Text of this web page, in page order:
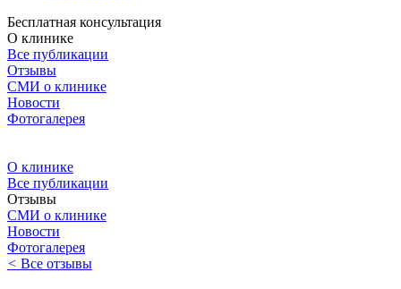
Бесплатная консультация
О клинике
Все публикации
Отзывы
СМИ о клинике
Новости
Фотогалерея
О клинике
Все публикации
Отзывы
СМИ о клинике
Новости
Фотогалерея
< Все отзывы